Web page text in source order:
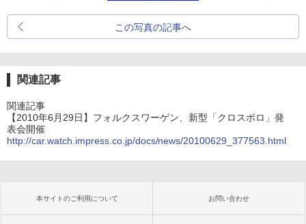
この写真の記事へ
関連記事
関連記事
【2010年6月29日】フォルクスワーゲン、新型「クロスポロ」発
表会開催
http://car.watch.impress.co.jp/docs/news/20100629_377563.html
本サイトのご利用について お問い合わせ